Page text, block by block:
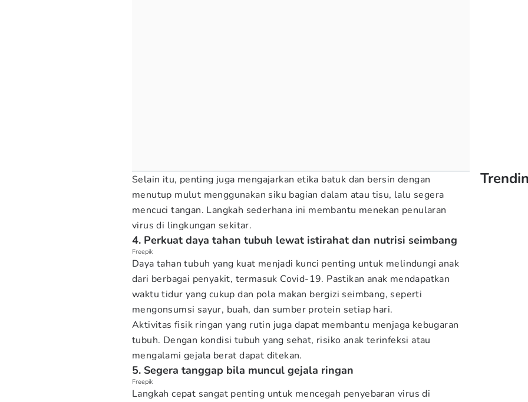
Selain itu, penting juga mengajarkan etika batuk dan bersin dengan
menutup mulut menggunakan siku bagian dalam atau tisu, lalu segera
mencuci tangan. Langkah sederhana ini membantu menekan penularan
virus di lingkungan sekitar.
4. Perkuat daya tahan tubuh lewat istirahat dan nutrisi seimbang
Freepik
Daya tahan tubuh yang kuat menjadi kunci penting untuk melindungi anak
dari berbagai penyakit, termasuk Covid-19. Pastikan anak mendapatkan
waktu tidur yang cukup dan pola makan bergizi seimbang, seperti
mengonsumsi sayur, buah, dan sumber protein setiap hari.
Aktivitas fisik ringan yang rutin juga dapat membantu menjaga kebugaran
tubuh. Dengan kondisi tubuh yang sehat, risiko anak terinfeksi atau
mengalami gejala berat dapat ditekan.
5. Segera tanggap bila muncul gejala ringan
Freepik
Langkah cepat sangat penting untuk mencegah penyebaran virus di